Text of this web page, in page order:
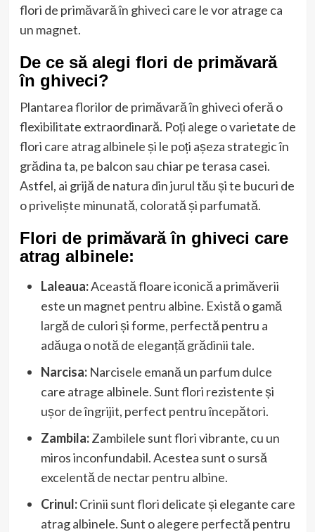
flori de primăvară în ghiveci care le vor atrage ca
un magnet.
De ce să alegi flori de primăvară
în ghiveci?
Plantarea florilor de primăvară în ghiveci oferă o
flexibilitate extraordinară. Poți alege o varietate de
flori care atrag albinele și le poți așeza strategic în
grădina ta, pe balcon sau chiar pe terasa casei.
Astfel, ai grijă de natura din jurul tău și te bucuri de
o priveliște minunată, colorată și parfumată.
Flori de primăvară în ghiveci care
atrag albinele:
Laleaua:Această floare iconică a primăverii
este un magnet pentru albine. Există o gamă
largă de culori și forme, perfectă pentru a
adăuga o notă de eleganță grădinii tale.
Narcisa:Narcisele emană un parfum dulce
care atrage albinele. Sunt flori rezistente și
ușor de îngrijit, perfect pentru începători.
Zambila:Zambilele sunt flori vibrante, cu un
miros inconfundabil. Acestea sunt o sursă
excelentă de nectar pentru albine.
Crinul:Crinii sunt flori delicate și elegante care
atrag albinele. Sunt o alegere perfectă pentru